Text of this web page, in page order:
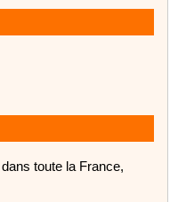
toute la France,